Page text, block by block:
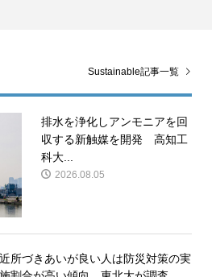
Sustainable記事一覧
排水を浄化しアンモニアを回
収する新触媒を開発 高知工
科大...
2026.08.05
近所づきあいが良い人は防災対策の実